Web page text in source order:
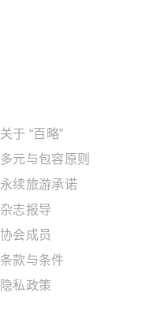
关于 “百略”
多元与包容原则
永续旅游承诺
杂志报导
协会成员
条款与条件
隐私政策